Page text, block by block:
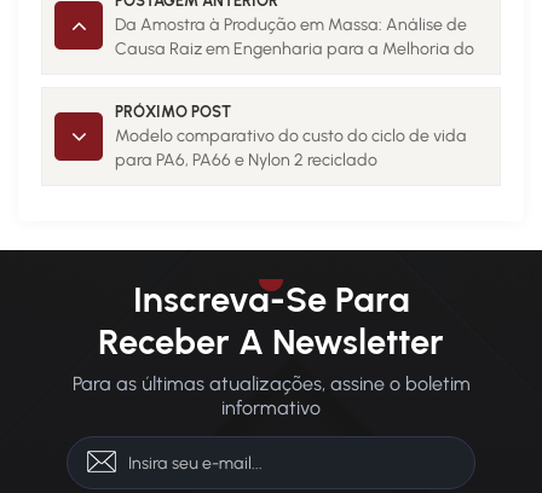
Da Amostra à Produção em Massa: Análise de
Causa Raiz em Engenharia para a Melhoria do
PRÓXIMO POST
Modelo comparativo do custo do ciclo de vida
para PA6, PA66 e Nylon 2 reciclado
Inscreva-Se Para
Receber A Newsletter
Para as últimas atualizações, assine o boletim
informativo